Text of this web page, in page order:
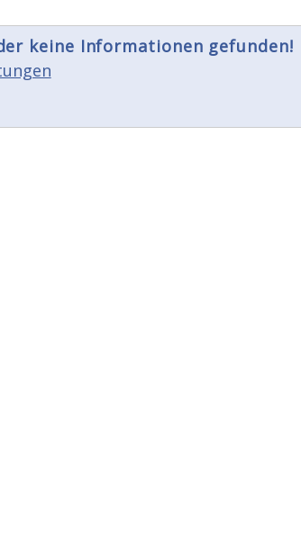
keine Informationen gefunden!